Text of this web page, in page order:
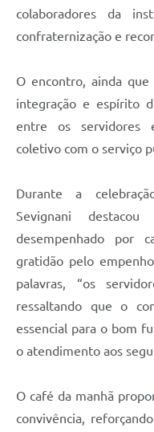
colaboradores da
confraternização e
O encontro, ainda
integração e espírito
entre os servidores
coletivo com o serviço
Durante a
Sevignani
desempenhado por
gratidão pelo
palavras, “os
ressaltando que o
essencial para o bom
o atendimento aos
O café da manhã
convivência,